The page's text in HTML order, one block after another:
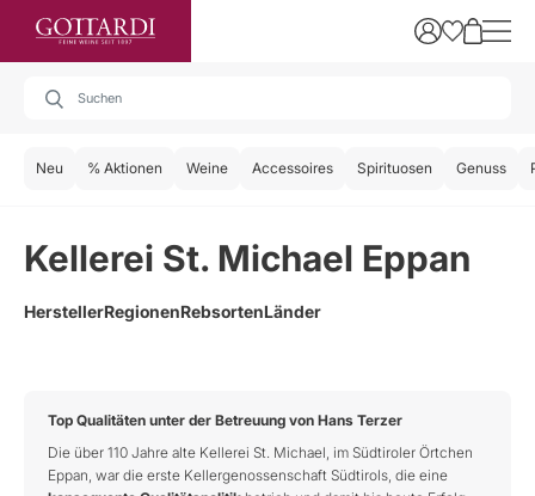
Neu % Aktionen Weine Accessoires Spirituosen Genuss
Kellerei St. Michael Eppan
HerstellerRegionenRebsortenLänder
Top Qualitäten unter der Betreuung von Hans Terzer
Die über 110 Jahre alte Kellerei St. Michael, im Südtiroler Örtchen
Eppan, war die erste Kellergenossenschaft Südtirols, die eine